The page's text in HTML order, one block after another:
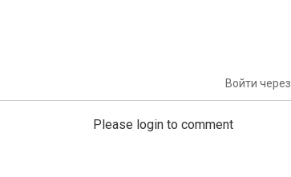
Войти через
Please login to comment